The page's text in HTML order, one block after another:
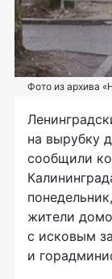
Фото из архива
на вырубку
сообщили
жители
с исковым
и